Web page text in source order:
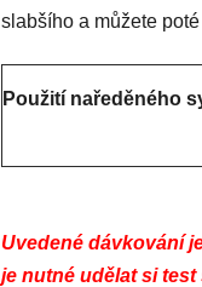
slabšího a můžete
Použití naředěného
Uvedené dávkování
je nutné udělat si